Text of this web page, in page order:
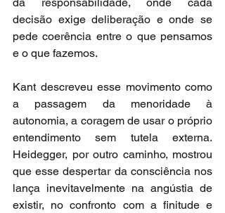
decisão exige deliberação e onde se
pede coerência entre o que pensamos
e o que fazemos.
Kant descreveu esse movimento como
a passagem da menoridade à
autonomia, a coragem de usar o próprio
entendimento sem tutela externa.
Heidegger, por outro caminho, mostrou
que esse despertar da consciência nos
lança inevitavelmente na angústia de
existir, no confronto com a finitude e